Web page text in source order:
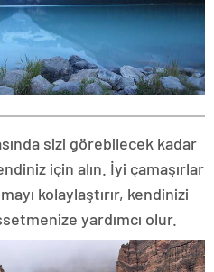
sizi görebilecek kadar
için alın. İyi çamaşırlar
kolaylaştırır, kendinizi
yardımcı olur.